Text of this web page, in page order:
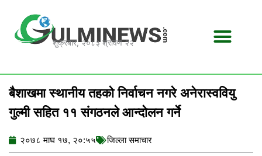
content
शुक्रबार, २०८३ श्रावण २२
बैशाखमा स्थानीय तहको निर्वाचन नगरे अनेरास्ववियु
गुल्मी सहित ११ संगठनले आन्दोलन गर्ने
२०७८ माघ १७, २०:५५ जिल्ला समाचार